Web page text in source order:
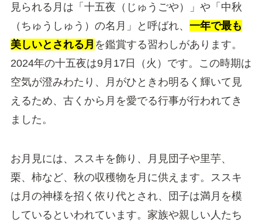
見られる月は「十五夜（じゅうごや）」や「中秋
（ちゅうしゅう）の名月」と呼ばれ、 一年で最も
美しいとされる月 を鑑賞する習わしがあります。
2024年の十五夜は9月17日（火）です。この時期は
空気が澄みわたり、月がひときわ明るく輝いて見
えるため、古くから月を愛でる行事が行われてき
ました。
お月見には、ススキを飾り、月見団子や里芋、
栗、柿など、秋の収穫物を月に供えます。ススキ
は月の神様を招く依り代とされ、団子は満月を模
しているといわれています。家族や親しい人たち